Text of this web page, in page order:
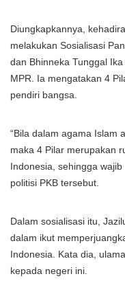
Diungkapkannya,
melakukan Sosialisasi
dan Bhinneka Tunggal
MPR. Ia mengatakan 4
pendiri bangsa.
“Bila dalam agama Islam
maka 4 Pilar merupakan
Indonesia, sehingga
politisi PKB tersebut.
Dalam sosialisasi itu,
dalam ikut
Indonesia. Kata dia,
kepada negeri ini.